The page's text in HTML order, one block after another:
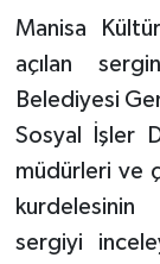
Manisa
açılan
Belediyesi
Sosyal İşler
müdürleri ve
kurdelesinin
sergiyi